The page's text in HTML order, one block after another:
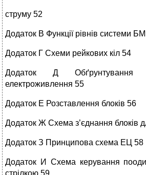
струму 52
Додаток В Функції рівнів системи
Додаток Г Схеми рейкових кіл 54
Додаток Д Обґрунтування
електроживлення 55
Додаток Е Розставлення блоків 56
Додаток Ж Схема з’єднання блоків
Додаток З Принципова схема ЕЦ 58
Додаток И Схема керування